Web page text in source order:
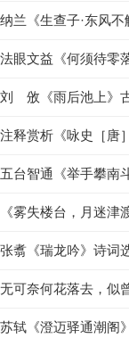
纳兰《生查子·东风
法眼文益《何须待零
刘 攽《雨后池上》
注释赏析《咏史［唐
五台智通《举手攀南
《雾失楼台，月迷
张翥《瑞龙吟》诗词
无可奈何花落去，
苏轼《澄迈驿通潮阁